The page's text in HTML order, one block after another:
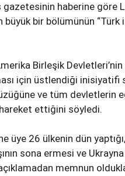
haberine göre
büyük bir bölümünün
Birleşik Devletleri’nin
için üstlendiği inisiyatifi
tüzüğüne ve tüm
ettiğini söyledi.
üye 26 ülkenin dün
sona ermesi ve
memnun